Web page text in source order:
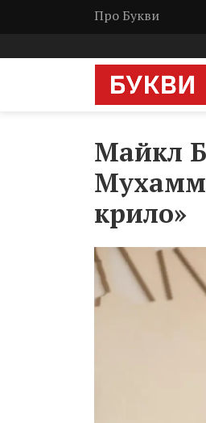
Про Букви
Майкл
крило»